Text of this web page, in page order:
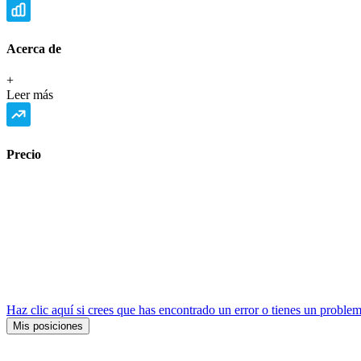
Acerca de
+
Leer más
Precio
Haz clic aquí si crees que has encontrado un error o tienes un
Mis posiciones